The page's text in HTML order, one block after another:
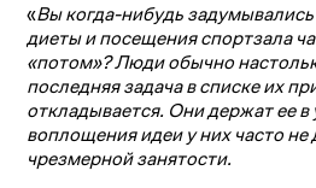
«Вы когда-нибудь
диеты и посещения спортзала
«потом»? Люди обычно
последняя задача в списке их
откладывается. Они держат ее в
воплощения идеи у них часто не
чрезмерной занятости.